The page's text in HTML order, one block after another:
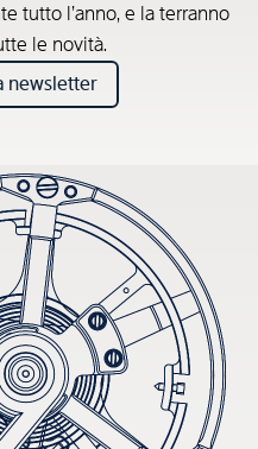
tutto l’anno, e la terranno
le novità.
newsletter